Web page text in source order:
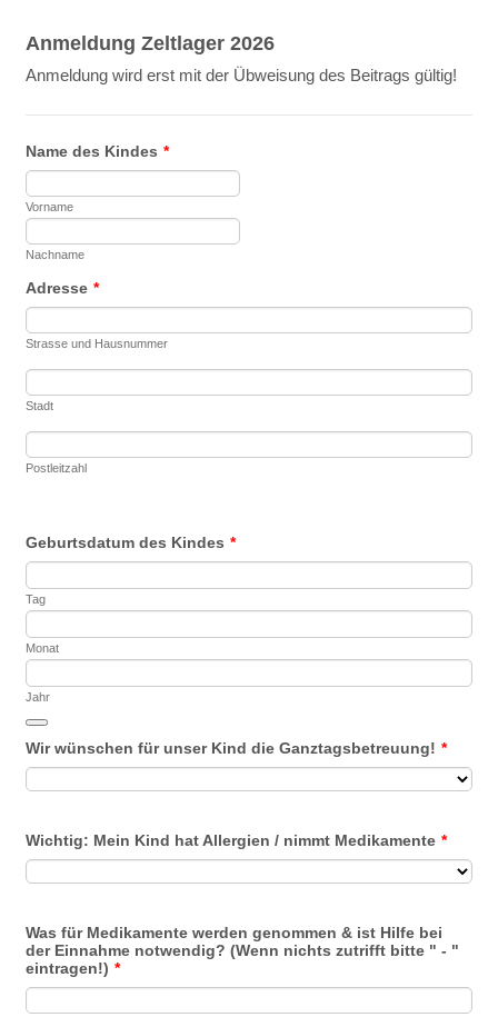
Anmeldung Zeltlager 2026
Anmeldung wird erst mit der Übweisung des Beitrags gültig!
Name des Kindes *
Vorname
Nachname
Adresse *
Strasse und Hausnummer
Stadt
Postleitzahl
Geburtsdatum des Kindes *
Tag
Monat
Jahr
Wir wünschen für unser Kind die Ganztagsbetreuung! *
Wichtig: Mein Kind hat Allergien / nimmt Medikamente *
Was für Medikamente werden genommen & ist Hilfe bei
der Einnahme notwendig? (Wenn nichts zutrifft bitte " - "
eintragen!) *